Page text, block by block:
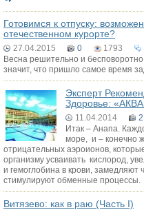
Готовимся к отпуску:
отечественном курорте?
27.04.2015 0 1793
Весна решительно и бесповоротно
значит, что пришло самое время
Эксперт
Здоровье:
11.04.2014 2
Итак – Анапа.
море, и – конечно
отрицательных аэроионов,
организму усваивать кислород,
и гемоглобина в крови, замедляют
стимулируют обменные процессы.
Витязево: как в раю (Часть I)